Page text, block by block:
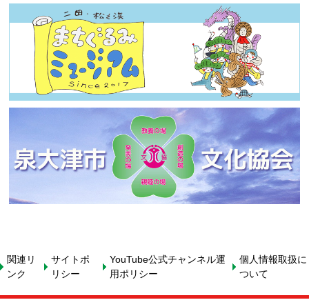
関連リ
ンク
サイトポ
リシー
YouTube公式チャンネル運
用ポリシー
個人情報取扱に
ついて